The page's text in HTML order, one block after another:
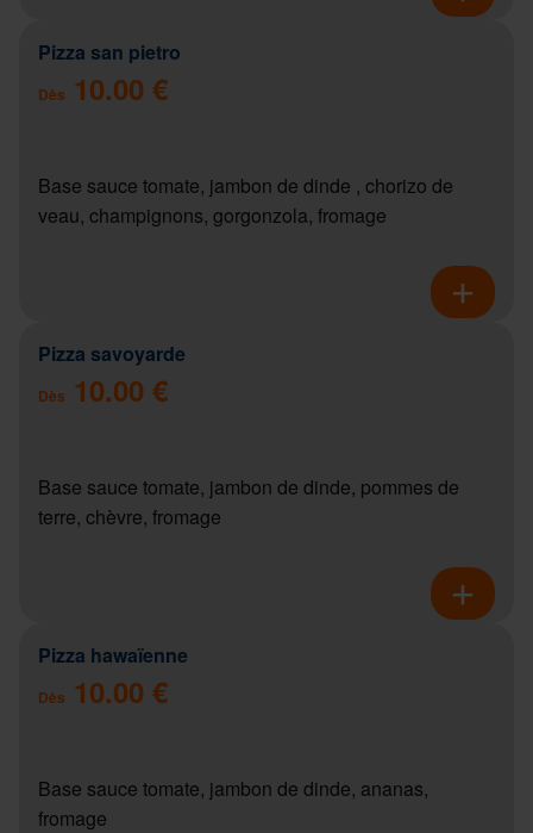
Pizza san pietro
Dès 10.00 €
Base sauce tomate, jambon de dinde , chorizo de
veau, champignons, gorgonzola, fromage
Pizza savoyarde
Dès 10.00 €
Base sauce tomate, jambon de dinde, pommes de
terre, chèvre, fromage
Pizza hawaïenne
Dès 10.00 €
Base sauce tomate, jambon de dinde, ananas,
fromage